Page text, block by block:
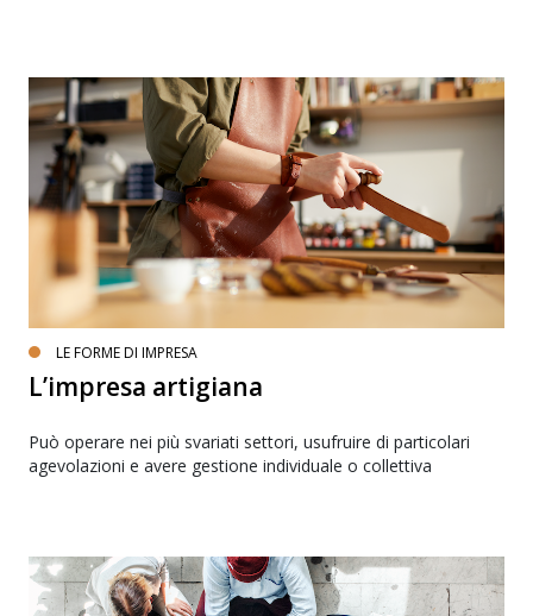
LE FORME DI IMPRESA
L’impresa artigiana
Può operare nei più svariati settori, usufruire di particolari
agevolazioni e avere gestione individuale o collettiva